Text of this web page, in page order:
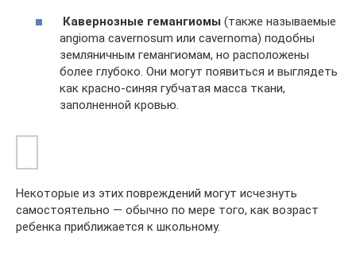
Кавернозные гемангиомы (также называемые
angioma cavernosum или cavernoma) подобны
земляничным гемангиомам, но расположены
более глубоко. Они могут появиться и выглядеть
как красно-синяя губчатая масса ткани,
заполненной кровью.
Некоторые из этих повреждений могут исчезнуть
самостоятельно — обычно по мере того, как возраст
ребенка приближается к школьному.